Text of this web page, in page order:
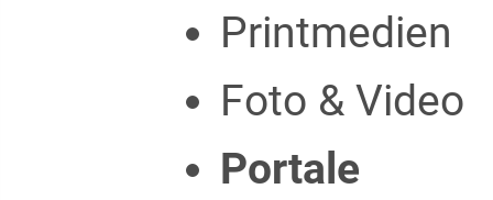
Printmedien
Foto & Video
Portale